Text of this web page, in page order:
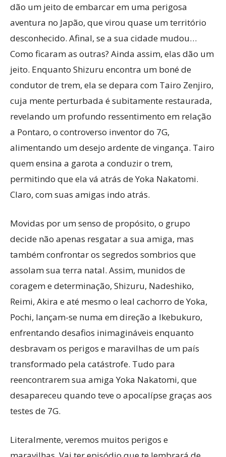
dão um jeito de embarcar em uma perigosa
aventura no Japão, que virou quase um território
desconhecido. Afinal, se a sua cidade mudou…
Como ficaram as outras? Ainda assim, elas dão um
jeito. Enquanto Shizuru encontra um boné de
condutor de trem, ela se depara com Tairo Zenjiro,
cuja mente perturbada é subitamente restaurada,
revelando um profundo ressentimento em relação
a Pontaro, o controverso inventor do 7G,
alimentando um desejo ardente de vingança. Tairo
quem ensina a garota a conduzir o trem,
permitindo que ela vá atrás de Yoka Nakatomi.
Claro, com suas amigas indo atrás.
Movidas por um senso de propósito, o grupo
decide não apenas resgatar a sua amiga, mas
também confrontar os segredos sombrios que
assolam sua terra natal. Assim, munidos de
coragem e determinação, Shizuru, Nadeshiko,
Reimi, Akira e até mesmo o leal cachorro de Yoka,
Pochi, lançam-se numa em direção a Ikebukuro,
enfrentando desafios inimagináveis enquanto
desbravam os perigos e maravilhas de um país
transformado pela catástrofe. Tudo para
reencontrarem sua amiga Yoka Nakatomi, que
desapareceu quando teve o apocalípse graças aos
testes de 7G.
Literalmente, veremos muitos perigos e